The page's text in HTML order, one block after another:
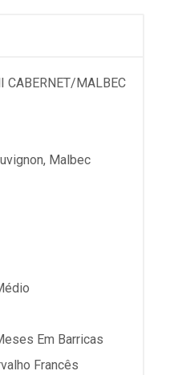
CABERNET/MALBEC
Malbec
Em Barricas
Francês